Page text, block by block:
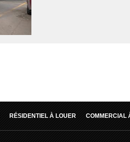
RÉSIDENTIEL À LOUER COMMERCIAL